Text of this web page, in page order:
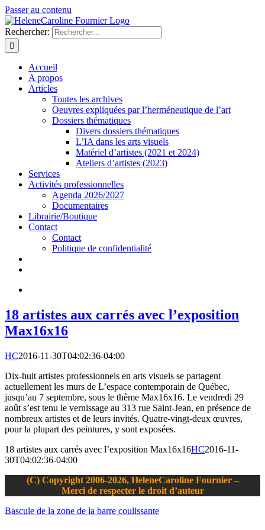
Passer au contenu
Rechercher:
Accueil
A propos
Articles
Toutes les archives
Oeuvres expliquées par l’herméneutique de l’art
Dossiers thématiques
Divers dossiers thématiques
L’IA dans les arts visuels
Matériel d’artistes (2021 et 2024)
Ateliers d’artistes (2023)
Services
Activités professionnelles
Agenda 2026/2027
Documentaires
Librairie/Boutique
Contact
Contact
Politique de confidentialité
18 artistes aux carrés avec l’exposition
Max16x16
HC2016-11-30T04:02:36-04:00
Dix-huit artistes professionnels en arts visuels se partagent
actuellement les murs de L’espace contemporain de Québec,
jusqu’au 7 septembre, sous le thème Max16x16. Le vendredi 29
août s’est tenu le vernissage au 313 rue Saint-Jean, en présence de
nombreux artistes et de leurs invités. Quatre-vingt-deux œuvres,
pour la plupart des peintures, y sont exposées.
18 artistes aux carrés avec l’exposition Max16x16HC2016-11-
30T04:02:36-04:00
(C) Copyright 2006-2026, HeleneCaroline Fournier –
Merci de respecter le droit d’auteur
Bascule de la zone de la barre coulissante